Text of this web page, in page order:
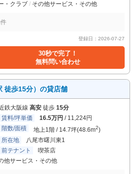
・クラブ その他サービス・その他
登録日：2026-07-27
30秒で完了！
無料問い合わせ
徒歩15分）の貸店舗
鉄大阪線 高安 徒歩 15分
賃料/坪単価
16.5万円 / 11,224円
階数/面積
地上1階 / 14.7坪(48.6m2)
所在地
八尾市曙川東1
前テナント
喫茶店
他サービス・その他